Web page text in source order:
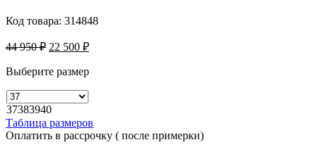
Код товара: 314848
44 950₽ 22 500 ₽
Выберите размер
37383940
Таблица размеров
Оплатить в рассрочку ( после примерки)